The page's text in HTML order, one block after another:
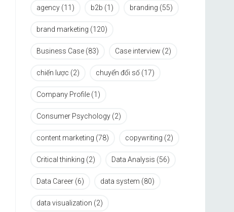
agency (11) b2b (1) branding (55)
brand marketing (120)
Business Case (83) Case interview (2)
chiến lược (2) chuyển đổi số (17)
Company Profile (1)
Consumer Psychology (2)
content marketing (78) copywriting (2)
Critical thinking (2) Data Analysis (56)
Data Career (6) data system (80)
data visualization (2)